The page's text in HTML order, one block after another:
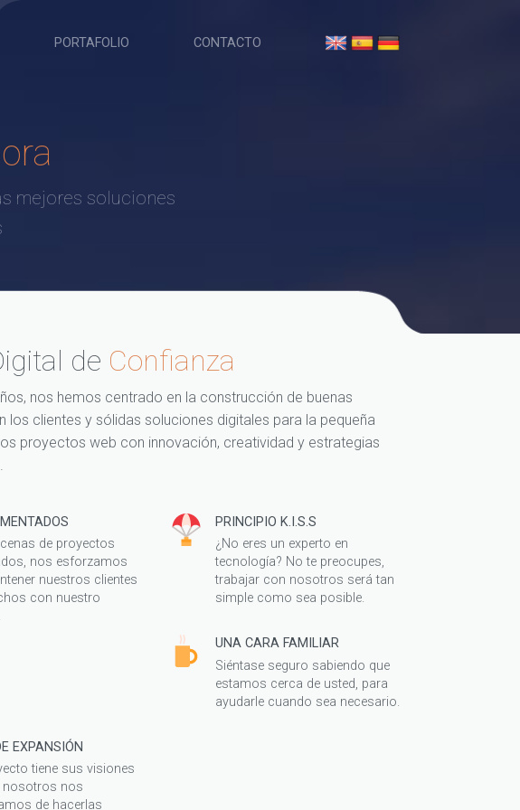
PORTAFOLIO CONTACTO
mejores soluciones
de Confianza
nos hemos centrado en la construcción de buenas
los clientes y sólidas soluciones digitales para la pequeña
proyectos web con innovación, creatividad y estrategias
de proyectos
nos esforzamos
nuestros clientes
con nuestro
PRINCIPIO K.I.S.S
¿No eres un experto en
tecnología? No te preocupes,
trabajar con nosotros será tan
simple como sea posible.
UNA CARA FAMILIAR
Siéntase seguro sabiendo que
estamos cerca de usted, para
ayudarle cuando sea necesario.
EXPANSIÓN
tiene sus visiones
nosotros nos
de hacerlas